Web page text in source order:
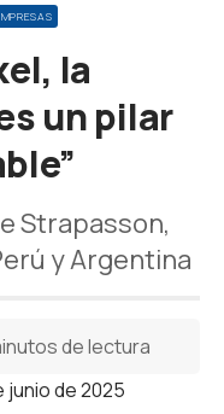
la
un pilar
Strapasson,
y Argentina
junio de 2025
de lectura